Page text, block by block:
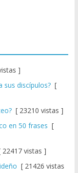
]
sus discípulos?[
[ 23210 vistas ]
en 50 frases [
vistas ]
[ 21426 vistas